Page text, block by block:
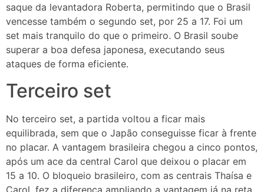
saque da levantadora Roberta, permitindo que o Brasil
vencesse também o segundo set, por 25 a 17. Foi um
set mais tranquilo do que o primeiro. O Brasil soube
superar a boa defesa japonesa, executando seus
ataques de forma eficiente.
Terceiro set
No terceiro set, a partida voltou a ficar mais
equilibrada, sem que o Japão conseguisse ficar à frente
no placar. A vantagem brasileira chegou a cinco pontos,
após um ace da central Carol que deixou o placar em
15 a 10. O bloqueio brasileiro, com as centrais Thaísa e
Carol, fez a diferença ampliando a vantagem já na reta